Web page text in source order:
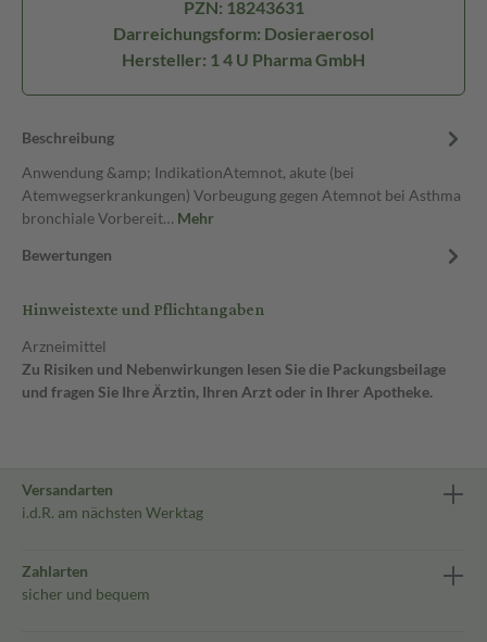
PZN: 18243631
Darreichungsform: Dosieraerosol
Hersteller: 1 4 U Pharma GmbH
Beschreibung
Anwendung &amp; IndikationAtemnot, akute (bei
Atemwegserkrankungen) Vorbeugung gegen Atemnot bei Asthma
bronchiale Vorbereit… Mehr
Bewertungen
Hinweistexte und Pflichtangaben
Arzneimittel
Zu Risiken und Nebenwirkungen lesen Sie die Packungsbeilage
und fragen Sie Ihre Ärztin, Ihren Arzt oder in Ihrer Apotheke.
Versandarten
i.d.R. am nächsten Werktag
Zahlarten
sicher und bequem